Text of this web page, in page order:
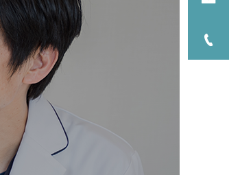
け根あたりを
でいるようで
す。
今日の朝から写真のように
ぷくりと丸い出来ものがあ